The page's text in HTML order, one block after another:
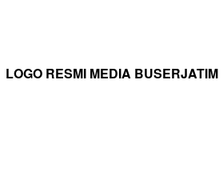
LOGO RESMI MEDIA BUSERJATIM